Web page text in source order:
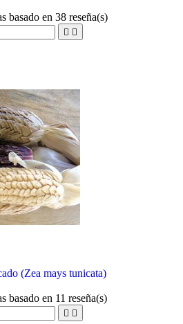
basado en38 reseña(s)
 
(Zea mays tunicata)
basado en 11 reseña(s)
 